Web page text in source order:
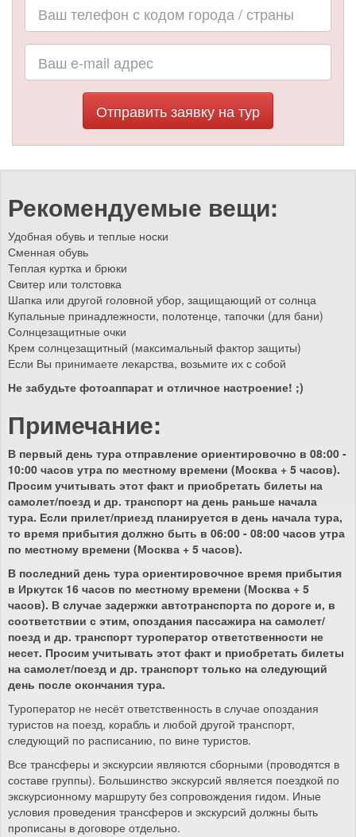
Отправить заявку на тур
Рекомендуемые вещи:
Удобная обувь и теплые носки
Сменная обувь
Теплая куртка и брюки
Свитер или толстовка
Шапка или другой головной убор, защищающий от солнца
Купальные принадлежности, полотенце, тапочки (для бани)
Солнцезащитные очки
Крем солнцезащитный (максимальный фактор защиты)
Если Вы принимаете лекарства, возьмите их с собой
Не забудьте фотоаппарат и отличное настроение! ;)
Примечание:
В первый день тура отправление ориентировочно в 08:00 -
10:00 часов утра по местному времени (Москва + 5 часов).
Просим учитывать этот факт и приобретать билеты на
самолет/поезд и др. транспорт на день раньше начала
тура. Если прилет/приезд планируется в день начала тура,
то время прибытия должно быть в 06:00 - 08:00 часов утра
по местному времени (Москва + 5 часов).
В последний день тура ориентировочное время прибытия
в Иркутск 16 часов по местному времени (Москва + 5
часов). В случае задержки автотранспорта по дороге и, в
соответствии с этим, опоздания пассажира на самолет/
поезд и др. транспорт туроператор ответственности не
несет. Просим учитывать этот факт и приобретать билеты
на самолет/поезд и др. транспорт только на следующий
день после окончания тура.
Туроператор не несёт ответственность в случае опоздания
туристов на поезд, корабль и любой другой транспорт,
следующий по расписанию, по вине туристов.
Все трансферы и экскурсии являются сборными (проводятся в
составе группы). Большинство экскурсий является поездкой по
экскурсионному маршруту без сопровождения гидом. Иные
условия проведения трансферов и экскурсий должны быть
прописаны в договоре отдельно.